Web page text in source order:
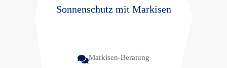
Sonnenschutz mit Markisen
Markisen-Beratung